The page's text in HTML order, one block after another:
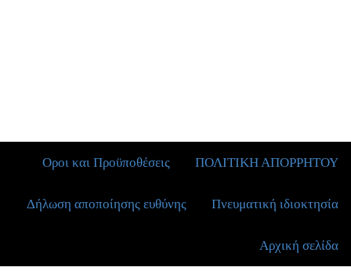
ΠΟΛΙΤΙΚΗ ΑΠΟΡΡΗΤΟΥ
Οροι και Προϋποθέσεις
Πνευματική ιδιοκτησία
Δήλωση αποποίησης ευθύνης
Αρχική σελίδα